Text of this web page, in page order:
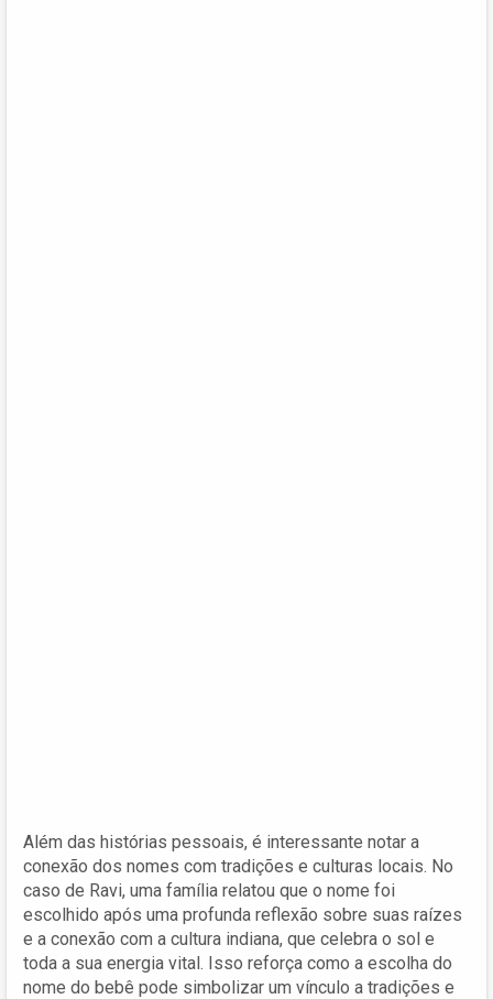
Além das histórias pessoais, é interessante notar a
conexão dos nomes com tradições e culturas locais. No
caso de Ravi, uma família relatou que o nome foi
escolhido após uma profunda reflexão sobre suas raízes
e a conexão com a cultura indiana, que celebra o sol e
toda a sua energia vital. Isso reforça como a escolha do
nome do bebê pode simbolizar um vínculo a tradições e